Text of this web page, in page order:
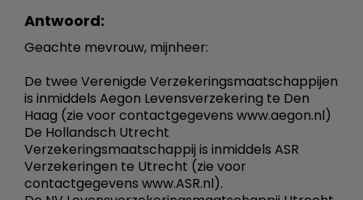
Antwoord:
Geachte mevrouw, mijnheer:
De twee Verenigde Verzekeringsmaatschappijen
is inmiddels Aegon Levensverzekering te Den
Haag (zie voor contactgegevens www.aegon.nl)
De Hollandsch Utrecht
Verzekeringsmaatschappij is inmiddels ASR
Verzekeringen te Utrecht (zie voor
contactgegevens www.ASR.nl).